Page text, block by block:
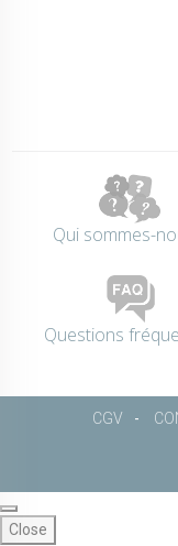
Qui sommes-
Questions
CGV
Close